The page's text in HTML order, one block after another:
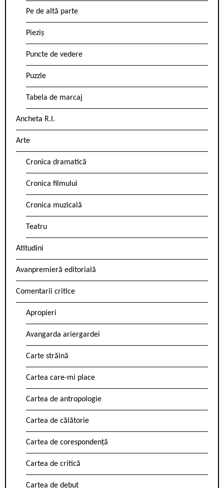
Pe de altă parte
Pieziș
Puncte de vedere
Puzzle
Tabela de marcaj
Ancheta R.l.
Arte
Cronica dramatică
Cronica filmului
Cronica muzicală
Teatru
Atitudini
Avanpremieră editorială
Comentarii critice
Apropieri
Avangarda ariergardei
Carte străină
Cartea care-mi place
Cartea de antropologie
Cartea de călătorie
Cartea de corespondență
Cartea de critică
Cartea de debut